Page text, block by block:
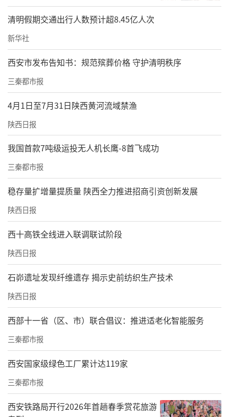
清明假期交通出行人数预计超8.45亿人次
新华社
西安市发布告知书：规范殡葬价格 守护清明秩序
三秦都市报
4月1日至7月31日陕西黄河流域禁渔
陕西日报
我国首款7吨级运投无人机长鹰-8首飞成功
三秦都市报
稳存量扩增量提质量 陕西全力推进招商引资创新发展
陕西日报
西十高铁全线进入联调联试阶段
陕西日报
石峁遗址发现纤维遗存 揭示史前纺织生产技术
陕西日报
西部十一省（区、市）联合倡议：推进适老化智能服务
三秦都市报
西安国家级绿色工厂累计达119家
三秦都市报
西安铁路局开行2026年首趟春季赏花旅游